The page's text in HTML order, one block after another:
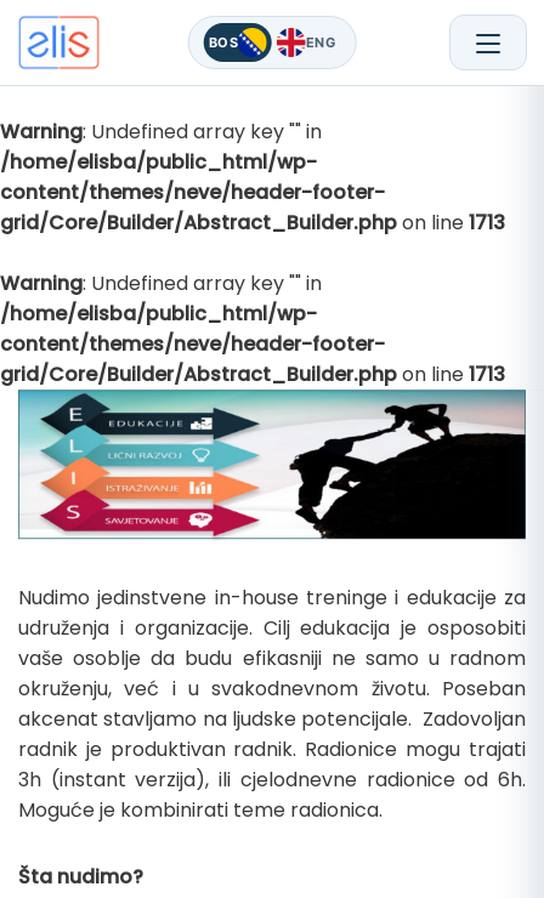
BOS ENG
Skip
to
content
Warning: Undefined array key "" in
/home/elisba/public_html/wp-
content/themes/neve/header-footer-
grid/Core/Builder/Abstract_Builder.phpon line1713
Warning: Undefined array key "" in
/home/elisba/public_html/wp-
content/themes/neve/header-footer-
grid/Core/Builder/Abstract_Builder.phpon line1713
Nudimo jedinstvene in-house treninge i edukacije za
udruženja i organizacije. Cilj edukacija je osposobiti
vaše osoblje da budu efikasniji ne samo u radnom
okruženju, već i u svakodnevnom životu. Poseban
akcenat stavljamo na ljudske potencijale. Zadovoljan
radnik je produktivan radnik. Radionice mogu trajati
3h (instant verzija), ili cjelodnevne radionice od 6h.
Moguće je kombinirati teme radionica.
Šta nudimo?